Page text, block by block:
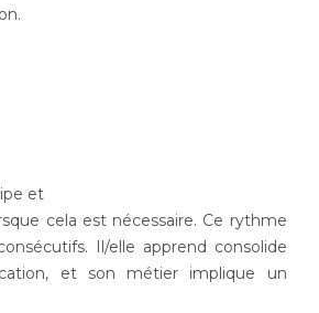
et
cela est nécessaire. Ce rythme
Il/elle apprend consolide
et son métier implique un